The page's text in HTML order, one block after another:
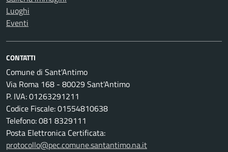
Luoghi
Eventi
CONTATTI
Comune di Sant'Antimo
Via Roma 168 - 80029 Sant'Antimo
P. IVA: 01263291211
Codice Fiscale: 01554810638
Telefono: 081 8329111
Posta Elettronica Certificata:
protocollo@pec.comune.santantimo.na.it